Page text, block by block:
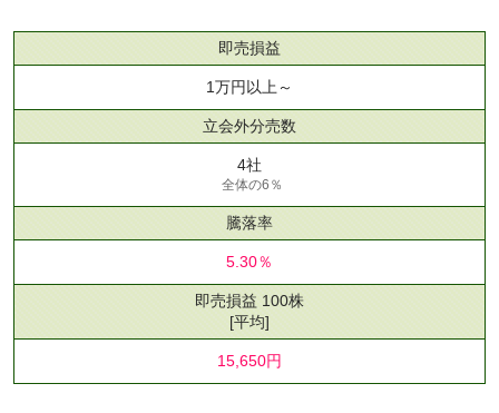
即売損益
1万円以上～
立会外分売数
4社
全体の6％
騰落率
5.30％
即売損益 100株
[平均]
15,650円